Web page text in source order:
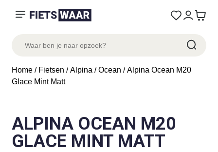
Home / Fietsen /Alpina /Ocean / Alpina Ocean M20
Glace Mint Matt
ALPINA OCEAN M20
GLACE MINT MATT